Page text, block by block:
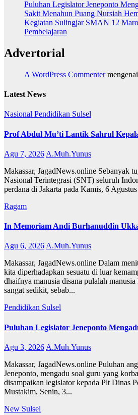
Puluhan Legislator Jeneponto
Sakit Menahun Puang Nursiah
Kegiatan Sulingjar SMAN 12
Pembelajaran
Advertorial
A WordPress Commentermengenai
Latest News
Nasional Pendidikan Sulsel
Prof Abdul Mu’ti Lantik Sahrul
Agu 7, 2026 A.Muh.Yunus
Makassar, JagadNews.online Sebanyak
Nasional Terintegrasi (SNT) seluruh
perdana di Jakarta pada Kamis, 6
Ragam
In Memoriam Andi Burhanuddin
Agu 6, 2026A.Muh.Yunus
Makassar, JagadNews.online Dalam
kita diperhadapkan sesuatu di luar
dhaifnya manusia disana pulalah
sangat sedikit, sebab...
Pendidikan Sulsel
Puluhan Legislator Jeneponto
Agu 3, 2026 A.Muh.Yunus
Makassar, JagadNews.online Puluhan
Jeneponto, mengadu soal guru yang
disampaikan legislator kepada Plt Dinas
Mustakim, Senin, 3...
New Sulsel